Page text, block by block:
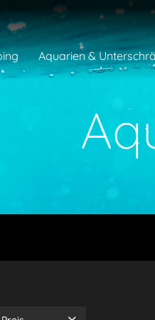
Aquarien &